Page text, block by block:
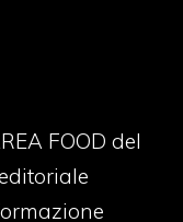
FOOD del